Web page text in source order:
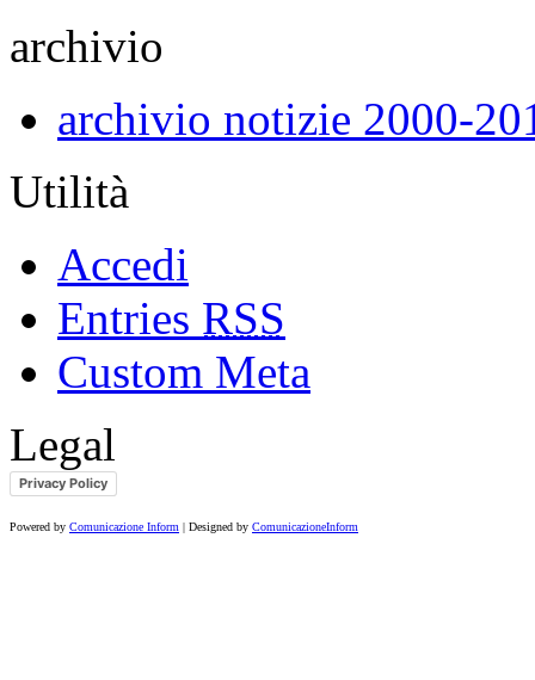
archivio
archivio notizie 2000-
Utilità
Accedi
Entries RSS
Custom Meta
Legal
Privacy Policy
Powered by Comunicazione Inform | Designed by ComunicazioneInform